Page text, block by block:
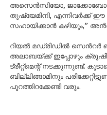
അസെൻസിയോ, ജാക്കോബോ
തുഷ്യേമിനി, എന്നിവർക്ക്
സഹായിക്കാൻ കഴിയും,”
റിയൽ മഡ്രിഡിൽ സെൻറർ
അലാബയ്ക്ക് ഇപ്പോഴും
ട്രീറ്റ്മെന്റ് നടക്കുന്നുണ്ട്.
ബില്ലിങ്ങാമിനും
പുറത്തിറക്കേണ്ടി വരും.